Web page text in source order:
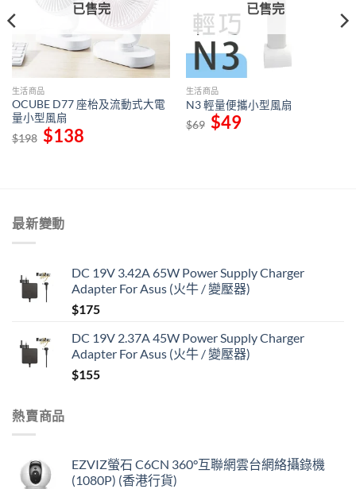
已售完
生活商品
OCUBE D77 座枱及流動式大電
量小型風扇
$198 Original
price
$138Current
price
已售完
生活商品
N3 輕量便攜小型風扇
$69 Original
price
$49Current
最新變動
DC 19V 3.42A 65W Power Supply Charger
Adapter For Asus (火牛 / 變壓器)
$175
DC 19V 2.37A 45W Power Supply Charger
Adapter For Asus (火牛 / 變壓器)
$155
熱賣商品
EZVIZ螢石 C6CN 360°互聯網雲台網絡攝錄機
(1080P) (香港行貨)